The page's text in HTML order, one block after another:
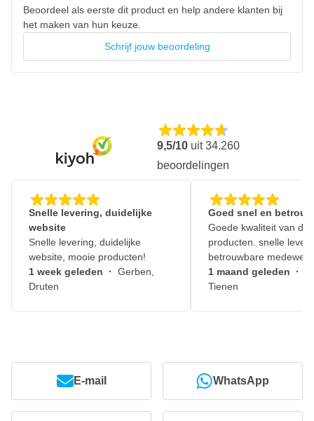
Beoordeel als eerste dit product en help andere klanten bij
het maken van hun keuze.
Schrijf jouw beoordeling
9,5/10 uit34.260
beoordelingen
Snelle levering, duidelijke
website
Snelle levering, duidelijke
website, mooie producten!
1 week geleden · Gerben,
Druten
Goed snel en
Goede kwaliteit van de
producten. snelle
betrouwbare
1 maand geleden ·
Tienen
E-mail WhatsApp